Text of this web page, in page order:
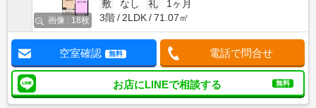
画像 : 18枚
敷
なし 礼
1ヶ月
3階
2LDK 71.07㎡
空室確認 無料 電話で問合せ
お店にLINEで相談する 無料